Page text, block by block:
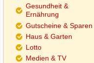
Gesundheit &
Ernährung
Gutscheine & Sparen
Haus & Garten
Lotto
Medien & TV